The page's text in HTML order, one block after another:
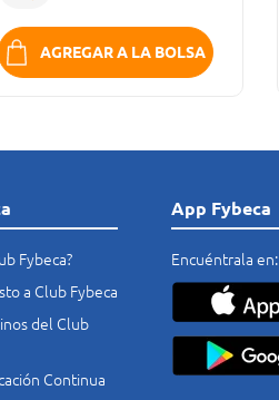
AGREGAR A LA BOLSA
Fybeca?
a Club Fybeca
del Club
Continua
App Fybeca
Encuéntrala en: